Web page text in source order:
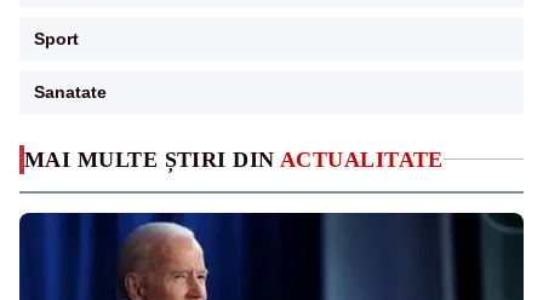
MAI MULTE ȘTIRI DIN ACTUALITATE
Sport
Sanatate